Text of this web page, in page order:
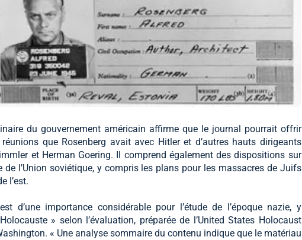
du gouvernement américain affirme que le journal pourrait offrir
que Rosenberg avait avec Hitler et d’autres hauts dirigeants
et Herman Goering. Il comprend également des dispositions sur
de l’Union soviétique, y compris les plans pour les massacres de Juifs
l’est.
est d’une importance considérable pour l’étude de l’époque nazie, y
» selon l’évaluation, préparée de l’United States Holocaust
« Une analyse sommaire du contenu indique que le matériau